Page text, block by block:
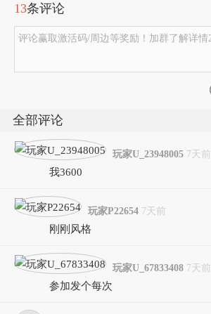
13条评论
评论赢取激活码/周边等奖励！加群了解详情
全部评论
玩家U_23948005 7天前
我3600
玩家P22654 7天前
刚刚风格
玩家U_67833408 7天前
参加发个每次